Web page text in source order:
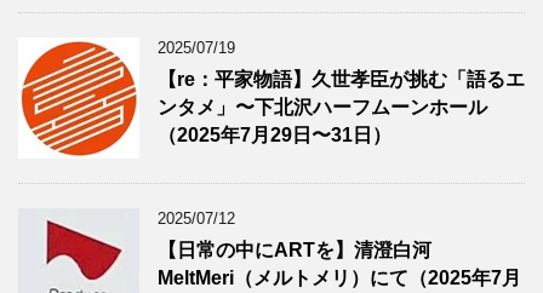
2025/07/19
【re：平家物語】久世孝臣が挑む「語るエ
ンタメ」〜下北沢ハーフムーンホール
（2025年7月29日〜31日）
2025/07/12
【日常の中にARTを】清澄白河
MeltMeri（メルトメリ）にて（2025年7月